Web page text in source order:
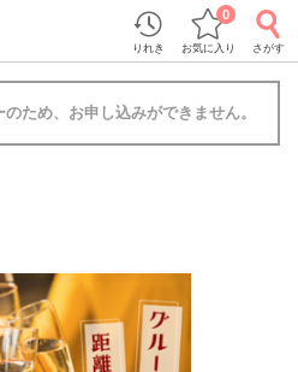
りれき お気に入り
0
さがす
ため、お申し込みができません。